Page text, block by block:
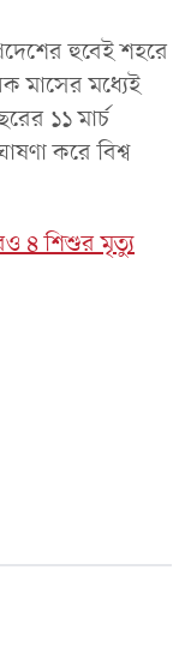
হুবেই শহরে
মাসের মধ্যেই
১১ মার্চ
করে বিশ্ব
৪ শিশুর মৃত্যু